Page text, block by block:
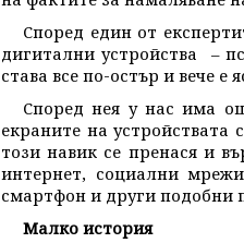
Според един от
дигитални устройства –
става все по-остър и вече е
Според нея у нас има
екраните на
този навик се пренася и
интернет, социални
смартфон и други подобни
Малко история